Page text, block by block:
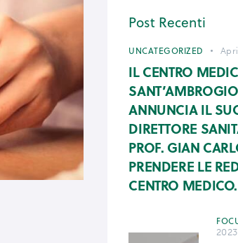
Post Recenti
UNCATEGORIZED
IL CENTRO
ANNUNCIA IL
DIRETTORE
PROF. GIAN
PRENDERE LE
CENTRO MEDICO.
2023